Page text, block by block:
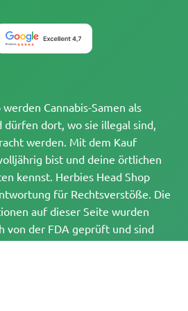
Cannabis-Samen als
dürfen dort, wo sie illegal sind,
werden. Mit dem Kauf
bist und deine örtlichen
kennst. Herbies Head Shop
für Rechtsverstöße. Die
auf dieser Seite wurden
von der FDA geprüft und sind